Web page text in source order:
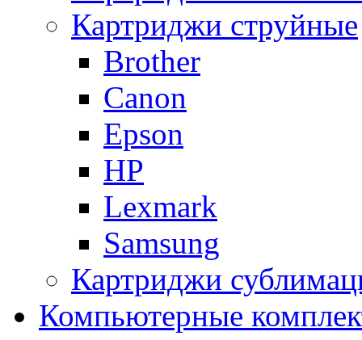
Картриджи струйные
Brother
Canon
Epson
HP
Lexmark
Samsung
Картриджи
Компьютерные